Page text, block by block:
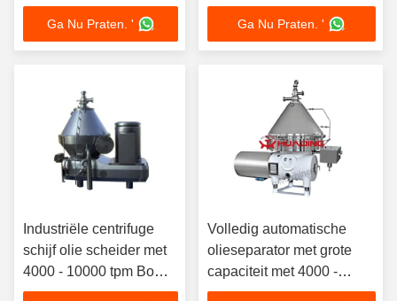
bierverwerking
100L~10000L capaciteit
en 5 jaar garantie
Ga Nu Praten. '
separatorcentrifuge met
hoge centrifugale kracht
voor fabrieksgebruik
Ga Nu Praten. '
Industriële centrifuge
schijf olie scheider met
4000 - 10000 tpm Bowl
snelheid en > 10.000 g
Volledig automatische
olieseparator met grote
capaciteit met 4000 -
10000 t/min